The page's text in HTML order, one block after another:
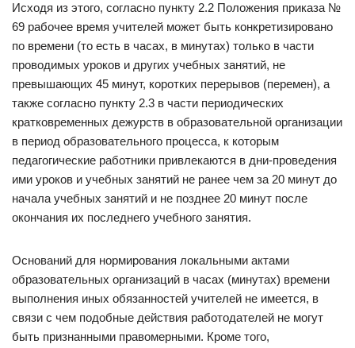
Исходя из этого, согласно пункту 2.2 Положения приказа №
69 рабочее время учителей может быть конкретизировано
по времени (то есть в часах, в минутах) только в части
проводимых уроков и других учебных занятий, не
превышающих 45 минут, коротких перерывов (перемен), а
также согласно пункту 2.3 в части периодических
кратковременных дежурств в образовательной организации
в период образовательного процесса, к которым
педагогические работники привлекаются в дни-проведения
ими уроков и учебных занятий не ранее чем за 20 минут до
начала учебных занятий и не позднее 20 минут после
окончания их последнего учебного занятия.
Оснований для нормирования локальными актами
образовательных организаций в часах (минутах) времени
выполнения иных обязанностей учителей не имеется, в
связи с чем подобные действия работодателей не могут
быть признанными правомерными. Кроме того,